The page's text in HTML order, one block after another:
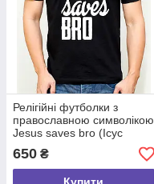
Релігійні футболки з
православною символікою
Jesus saves bro (Ісус
рятує бро), християнські x/
б розмір S
650 ₴